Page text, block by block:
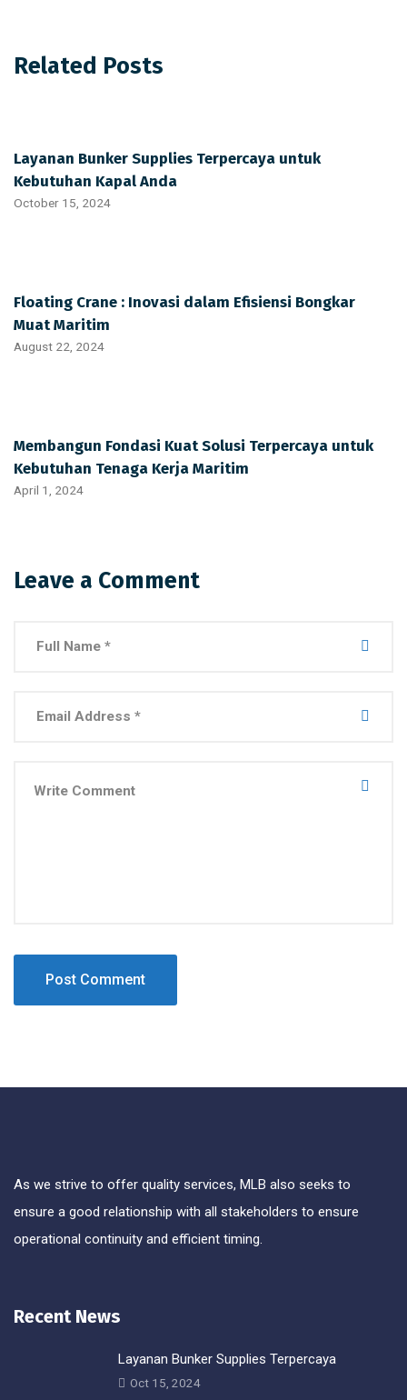
Related Posts
Layanan Bunker Supplies Terpercaya untuk
Kebutuhan Kapal Anda
October 15, 2024
Floating Crane : Inovasi dalam Efisiensi Bongkar
Muat Maritim
August 22, 2024
Membangun Fondasi Kuat Solusi Terpercaya untuk
Kebutuhan Tenaga Kerja Maritim
April 1, 2024
Leave a Comment
As we strive to offer quality services, MLB also seeks to
ensure a good relationship with all stakeholders to ensure
operational continuity and efficient timing.
Recent News
Layanan Bunker Supplies Terpercaya
Oct 15, 2024